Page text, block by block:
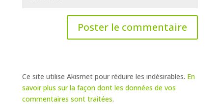
Ce site utilise Akismet pour réduire les indésirables. En
savoir plus sur la façon dont les données de vos
commentaires sont traitées.